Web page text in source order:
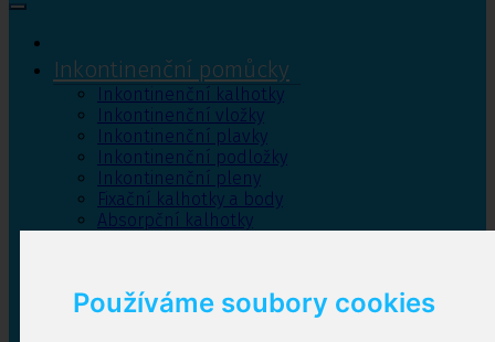
Používáme soubory cookies
Inkontinenční pomůcky
Inkontinenční kalhotky
Inkontinenční vložky
Inkontinenční plavky
Inkontinenční podložky
Inkontinenční pleny
Fixační kalhotky a body
Absorpční kalhotky